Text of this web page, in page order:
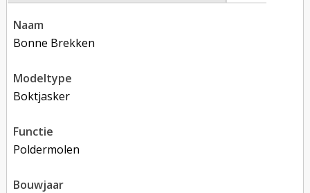
naam
Bonne Brekken
modeltype
boktjasker
functie
poldermolen
bouwjaar